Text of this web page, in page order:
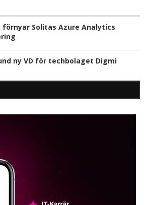
Solitas Azure Analytics
ny VD för techbolaget Digmi